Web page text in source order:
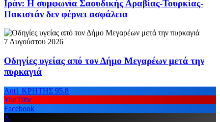
Ιράν: Η συμφωνία Σαουδικής Αραβίας-Τουρκίας-
Πακιστάν δεν φέρνει ασφάλεια
7 Αυγούστου 2026
Οδηγίες υγείας από τον Δήμο Μεγαρέων μετά την
πυρκαγιά
Ant1 ΚΡΗΤΗΣ 95.8
YouTube
Facebook
X